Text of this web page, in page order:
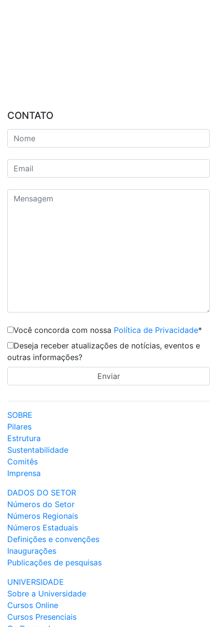
CONTATO
Você concorda com nossa Política de Privacidade*
Deseja receber atualizações de notícias, eventos e
outras informações?
SOBRE
Pilares
Estrutura
Sustentabilidade
Comitês
Imprensa
DADOS DO SETOR
Números do Setor
Números Regionais
Números Estaduais
Definições e convenções
Inaugurações
Publicações de pesquisas
UNIVERSIDADE
Sobre a Universidade
Cursos Online
Cursos Presenciais